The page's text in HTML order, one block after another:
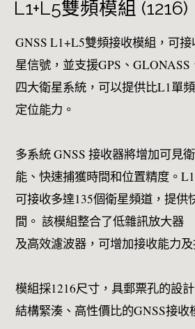
L1+L5雙頻模組 (1216)
GNSS L1+L5雙頻接收模組，可
星信號，並支援GPS、
四大衛星系統，可以提供比L1單
定位能力。
多系統 GNSS 接收器將增加可見
能、快速捕獲時間和位置精度。
可接收多達135個衛星頻道，提供
間。 該模組整合了低雜訊放大器
及高效濾波器，可增加接收能力及
模組採1216尺寸，具郵票孔的設
結構緊湊、高性價比的GNSS接收